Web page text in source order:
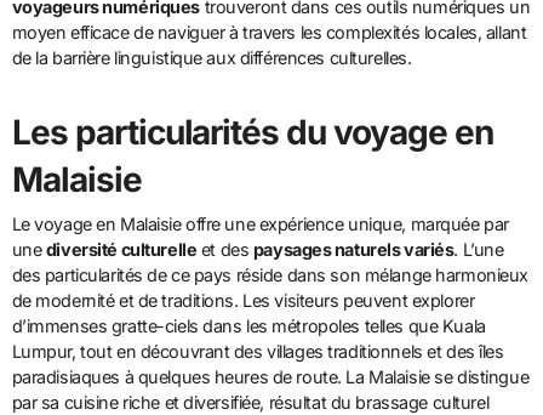
voyageurs numériquestrouveront dans ces outils numériques un
moyen efficace de naviguer à travers les complexités locales, allant
de la barrière linguistique aux différences culturelles.
Les particularités du voyage en
Malaisie
Le voyage en Malaisie offre une expérience unique, marquée par
unediversité culturelle et des paysages naturels variés. L’une
des particularités de ce pays réside dans son mélange harmonieux
de modernité et de traditions. Les visiteurs peuvent explorer
d’immenses gratte-ciels dans les métropoles telles que Kuala
Lumpur, tout en découvrant des villages traditionnels et des îles
paradisiaques à quelques heures de route. La Malaisie se distingue
par sa cuisine riche et diversifiée, résultat du brassage culturel